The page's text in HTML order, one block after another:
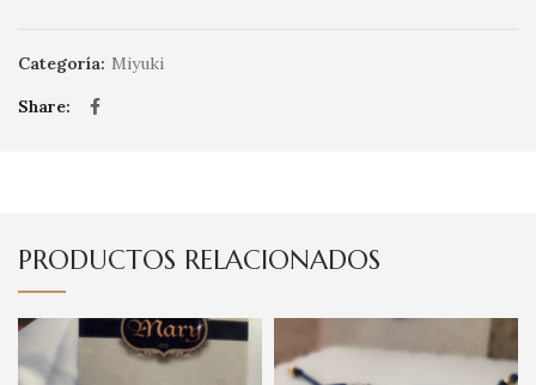
Categoría: Miyuki
Share
PRODUCTOS RELACIONADOS